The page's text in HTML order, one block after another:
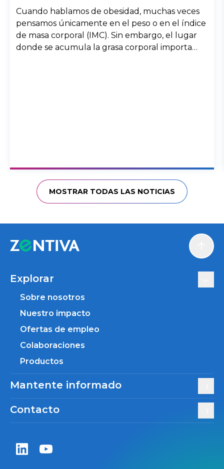
Cuando hablamos de obesidad, muchas veces
pensamos únicamente en el peso o en el índice
de masa corporal (IMC). Sin embargo, el lugar
donde se acumula la grasa corporal importa
MOSTRAR TODAS LAS NOTICIAS
Zentiva LinkedIn
Zentiva YouTube
Explorar
Sobre nosotros
Nuestro impacto
Ofertas de empleo
Colaboraciones
Productos
Mantente informado
Contacto